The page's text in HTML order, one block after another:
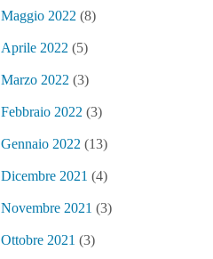
Maggio 2022 (8)
Aprile 2022 (5)
Marzo 2022 (3)
Febbraio 2022 (3)
Gennaio 2022 (13)
Dicembre 2021 (4)
Novembre 2021 (3)
Ottobre 2021 (3)